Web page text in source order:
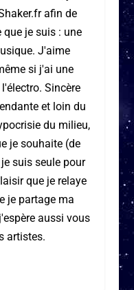
afin de
je suis : une
J'aime
si j'ai une
Sincère
et loin du
du milieu,
je souhaite (de
suis seule pour
que je relaye
je partage ma
aussi vous
artistes.